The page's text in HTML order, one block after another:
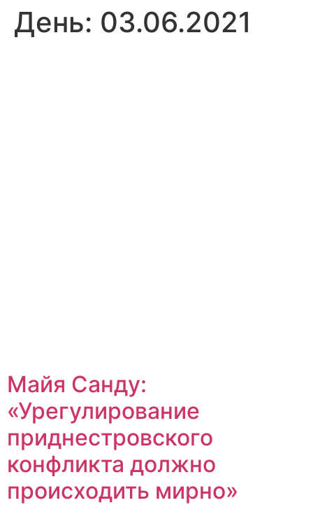
День: 03.06.2021
Майя Санду:
«Урегулирование
приднестровского
конфликта должно
происходить мирно»